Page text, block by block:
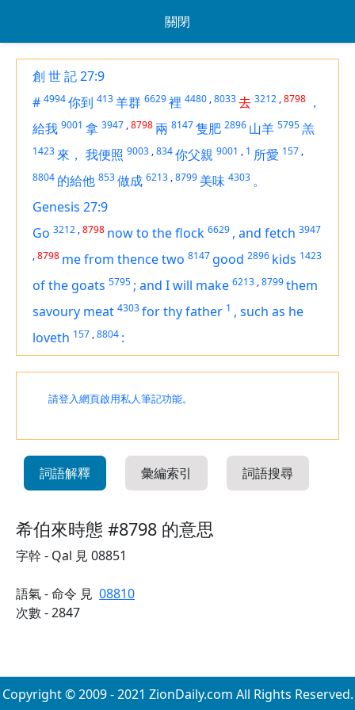
關閉
創 世 記 27:9
# 4994你到 413羊群 6629裡 4480 ,8033去 3212 ,8798 ，
給我 9001 拿 3947 ,8798 兩 8147隻肥 2896 山羊 5795羔
1423 來， 我便照 9003 ,834你父親 9001 , 1 所愛 157 ,
8804 的給他 853做成 6213 ,8799 美味 4303 。
Genesis 27:9
Go 3212 ,8798 now to the flock 6629 , and fetch 3947
,8798 me from thence two 8147 good 2896 kids 1423
of the goats 5795 ; and I will make 6213 ,8799them
savoury meat 4303for thy father 1 , such as he
loveth 157 ,8804 :
請登入網頁啟用私人筆記功能。
詞語解釋 彙編索引 詞語搜尋
希伯來時態 #8798 的意思
字幹 - Qal 見 08851
語氣 - 命令 見 08810
次數 - 2847
Copyright © 2009 - 2021 ZionDaily.com All Rights Reserved.